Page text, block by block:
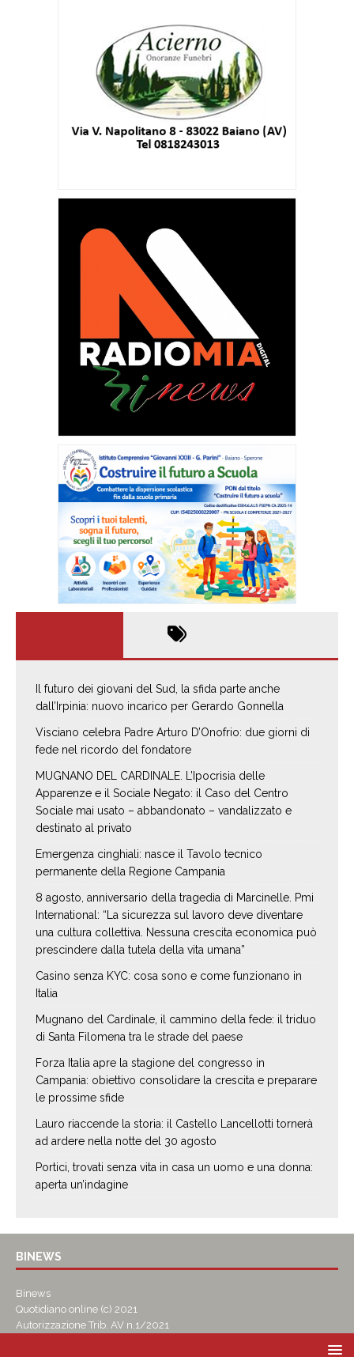
Il futuro dei giovani del Sud, la sfida parte anche
dall’Irpinia: nuovo incarico per Gerardo Gonnella
Visciano celebra Padre Arturo D’Onofrio: due giorni di
fede nel ricordo del fondatore
MUGNANO DEL CARDINALE. L’Ipocrisia delle
Apparenze e il Sociale Negato: il Caso del Centro
Sociale mai usato – abbandonato – vandalizzato e
destinato al privato
Emergenza cinghiali: nasce il Tavolo tecnico
permanente della Regione Campania
8 agosto, anniversario della tragedia di Marcinelle. Pmi
International: “La sicurezza sul lavoro deve diventare
una cultura collettiva. Nessuna crescita economica può
prescindere dalla tutela della vita umana”
Casino senza KYC: cosa sono e come funzionano in
Italia
Mugnano del Cardinale, il cammino della fede: il triduo
di Santa Filomena tra le strade del paese
Forza Italia apre la stagione del congresso in
Campania: obiettivo consolidare la crescita e preparare
le prossime sfide
Lauro riaccende la storia: il Castello Lancellotti tornerà
ad ardere nella notte del 30 agosto
Portici, trovati senza vita in casa un uomo e una donna:
aperta un’indagine
BINEWS
Binews
Quotidiano online (c) 2021
Autorizzazione Trib. AV n.1/2021